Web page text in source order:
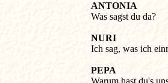
ANTONIA
Was sagst du da?
NURI
Ich sag, was ich
PEPA